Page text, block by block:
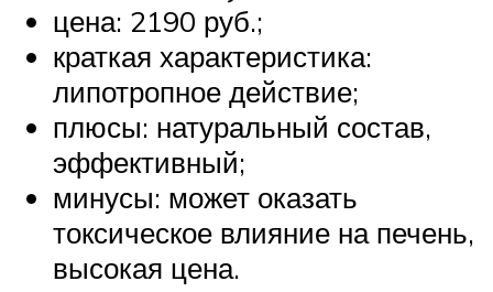
цена: 2190 руб.;
краткая характеристика:
липотропное действие;
плюсы: натуральный состав,
эффективный;
минусы: может оказать
токсическое влияние на печень,
высокая цена.